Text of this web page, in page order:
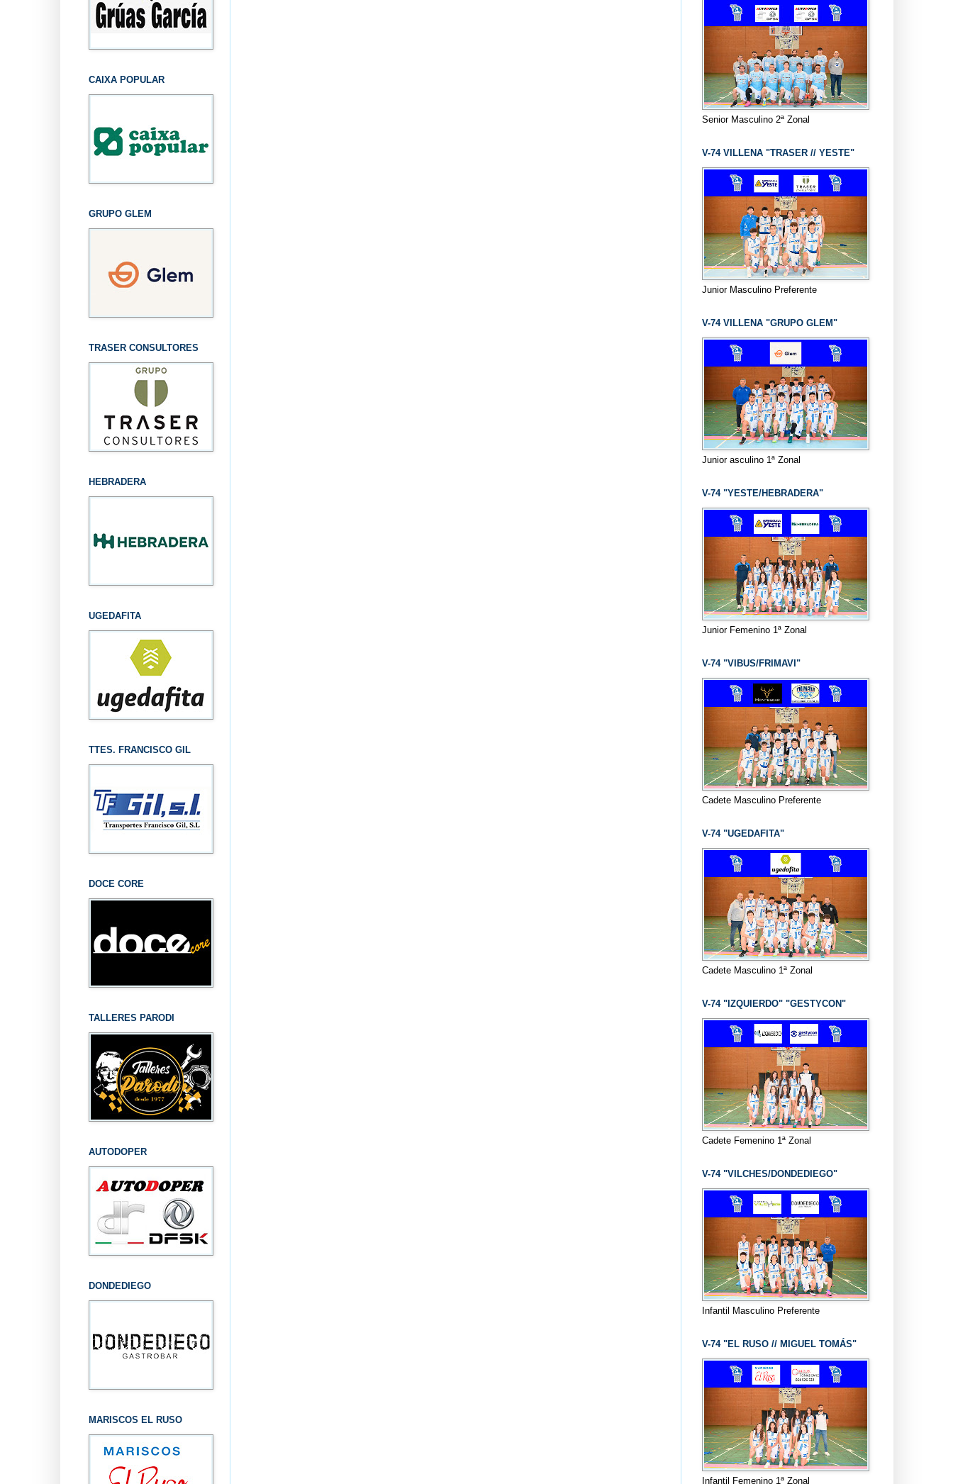
CAIXA POPULAR
GRUPO GLEM
TRASER CONSULTORES
HEBRADERA
UGEDAFITA
TTES. FRANCISCO GIL
DOCE CORE
TALLERES PARODI
AUTODOPER
DONDEDIEGO
MARISCOS EL RUSO
Senior Masculino 2ª Zonal
V-74 VILLENA "TRASER // YESTE"
Junior Masculino Preferente
V-74 VILLENA "GRUPO GLEM"
Junior asculino 1ª Zonal
V-74 "YESTE/HEBRADERA"
Junior Femenino 1ª Zonal
V-74 "VIBUS/FRIMAVI"
Cadete Masculino Preferente
V-74 "UGEDAFITA"
Cadete Masculino 1ª Zonal
V-74 "IZQUIERDO" "GESTYCON"
Cadete Femenino 1ª Zonal
V-74 "VILCHES/DONDEDIEGO"
Infantil Masculino Preferente
V-74 "EL RUSO // MIGUEL TOMÁS"
Infantil Femenino 1ª Zonal